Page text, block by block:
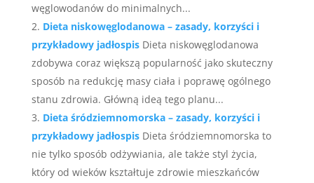
węglowodanów do minimalnych...
Dieta niskowęglodanowa – zasady, korzyści i
przykładowy jadłospis Dieta niskowęglodanowa
zdobywa coraz większą popularność jako skuteczny
sposób na redukcję masy ciała i poprawę ogólnego
stanu zdrowia. Główną ideą tego planu...
Dieta śródziemnomorska – zasady, korzyści i
przykładowy jadłospis Dieta śródziemnomorska to
nie tylko sposób odżywiania, ale także styl życia,
który od wieków kształtuje zdrowie mieszkańców